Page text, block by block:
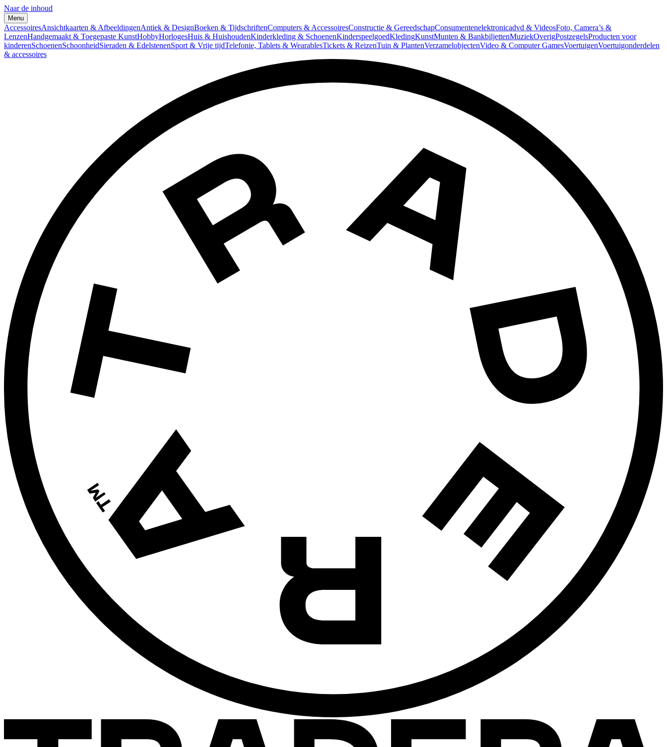
Naar de inhoud
Menu
AccessoiresAnsichtkaarten & AfbeeldingenAntiek & DesignBoeken & TijdschriftenComputers & AccessoiresConstructie & GereedschapConsumentenelektronicadvd & VideosFoto, Camera’s &
LenzenHandgemaakt & Toegepaste KunstHobbyHorlogesHuis & HuishoudenKinderkleding & SchoenenKinderspeelgoedKledingKunstMunten & BankbiljettenMuziekOverigPostzegelsProducten voor
kinderenSchoenenSchoonheidSieraden & EdelstenenSport & Vrije tijdTelefonie, Tablets & WearablesTickets & ReizenTuin & PlantenVerzamelobjectenVideo & Computer GamesVoertuigenVoertuigonderdelen
& accessoires